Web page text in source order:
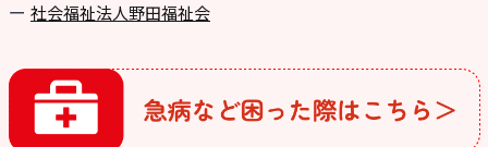
社会福祉法人野田福祉会